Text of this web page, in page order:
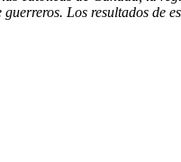
Los resultados